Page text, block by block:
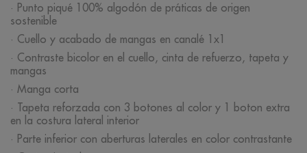
· Punto piqué 100% algodón de práticas de origen
sostenible
· Cuello y acabado de mangas en canalé 1x1
· Contraste bicolor en el cuello, cinta de refuerzo, tapeta y
mangas
· Manga corta
· Tapeta reforzada con 3 botones al color y 1 boton extra
en la costura lateral interior
· Parte inferior con aberturas laterales en color contrastante